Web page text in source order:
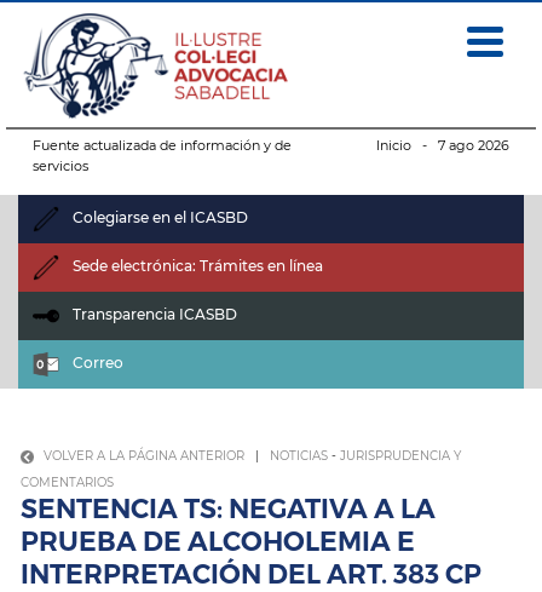
Fuente actualizada de información y de
servicios
Inicio- 7 ago 2026
Colegiarse en el ICASBD
Sede electrónica: Trámites en línea
Transparencia ICASBD
Correo
VOLVER A LA PÁGINA ANTERIOR | NOTICIAS - JURISPRUDENCIA Y
COMENTARIOS
SENTENCIA TS: NEGATIVA A LA
PRUEBA DE ALCOHOLEMIA E
INTERPRETACIÓN DEL ART. 383 CP